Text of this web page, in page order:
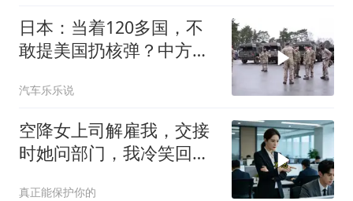
日本：当着120多国，不
敢提美国扔核弹？中方：
汽车乐乐说
空降女上司解雇我，交接
时她问部门，我冷笑回
真正能保护你的